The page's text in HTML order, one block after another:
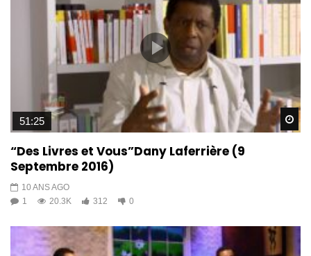
51:25
“Des Livres et Vous”Dany Laferrière (9
Septembre 2016)
10 ANS AGO
1
20.3K 312 0